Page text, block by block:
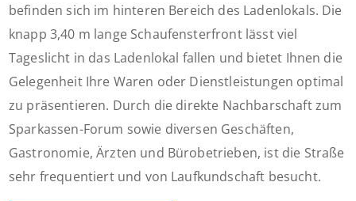
befinden sich im hinteren Bereich des Ladenlokals. Die
knapp 3,40 m lange Schaufensterfront lässt viel
Tageslicht in das Ladenlokal fallen und bietet Ihnen die
Gelegenheit Ihre Waren oder Dienstleistungen optimal
zu präsentieren. Durch die direkte Nachbarschaft zum
Sparkassen-Forum sowie diversen Geschäften,
Gastronomie, Ärzten und Bürobetrieben, ist die Straße
sehr frequentiert und von Laufkundschaft besucht.